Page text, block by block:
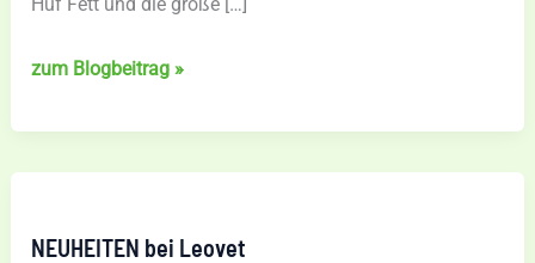
Leovet
zum Blogbeitrag »
NEUHEITEN bei Leovet